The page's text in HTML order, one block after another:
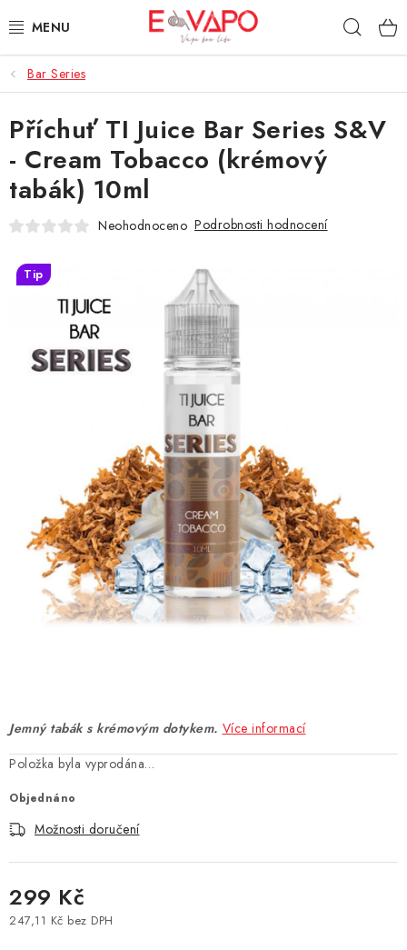
na
3D TISK
TIPY ZA DOBROU CENU
AROMATA A PŘÍCHUTĚ
BÁZE
E-LIQUIDY
E-CIGARETY
NIKOTINOVÉ SÁČKY
ATOMIZÉRY A CARTRIDGE
BATERIE A NABÍJEČKY
GRIPY & MODY
PŘÍSLUŠENSTVÍ
Vše o nákupu Jak reklamovat či vrátit zboží
Kontakty
Prodejny Volná místa
Bar Series
Jemný tabák s krémovým dotykem. Více informací
Položka byla vyprodána…
Objednáno
Možnosti doručení
299 Kč
247,11 Kč bez DPH
Příchuť TI Juice Bar Series S&V
- Cream Tobacco (krémový
tabák) 10ml
Neohodnoceno Podrobnosti hodnocení
Tip